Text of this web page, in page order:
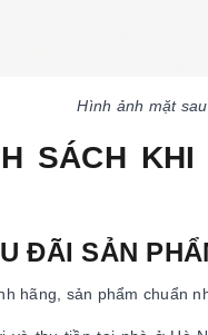
Hình ảnh mặt
SÁCH
ĐÃI SẢN
hãng, sản phẩm chuẩn